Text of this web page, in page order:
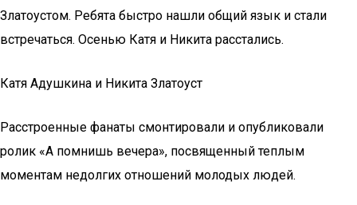
Златоустом. Ребята быстро нашли общий язык и стали
встречаться. Осенью Катя и Никита расстались.
Катя Адушкина и Никита Златоуст
Расстроенные фанаты смонтировали и опубликовали
ролик «А помнишь вечера», посвященный теплым
моментам недолгих отношений молодых людей.